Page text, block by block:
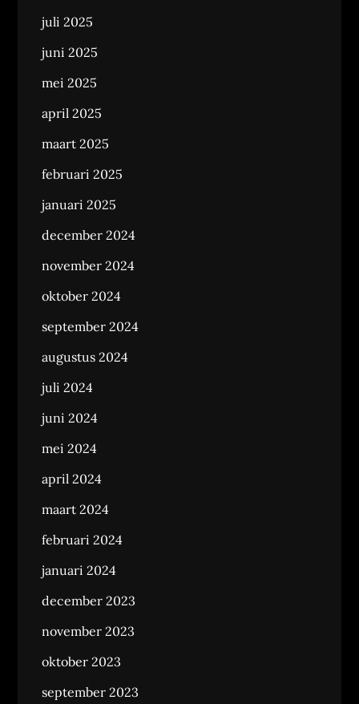
juli 2025
juni 2025
mei 2025
april 2025
maart 2025
februari 2025
januari 2025
december 2024
november 2024
oktober 2024
september 2024
augustus 2024
juli 2024
juni 2024
mei 2024
april 2024
maart 2024
februari 2024
januari 2024
december 2023
november 2023
oktober 2023
september 2023